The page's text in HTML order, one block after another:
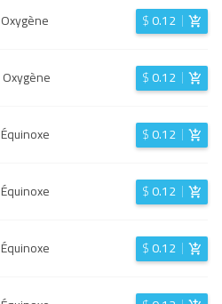
Oxygène $0.12
Oxygène $0.12
Équinoxe $0.12
Équinoxe $0.12
Équinoxe $0.12